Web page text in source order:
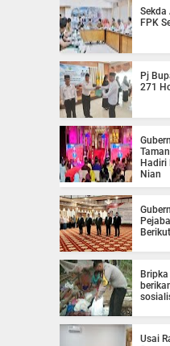
Sekda
FPK
Pj
271
Hadiri
Nian
Usai